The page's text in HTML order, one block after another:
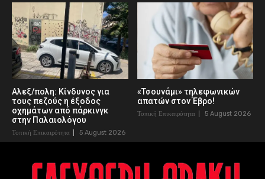
Αλεξ/πολη: Κίνδυνος για
τους πεζούς η έξοδος
οχημάτων από πάρκινγκ
στην Παλαιολόγου
Τοπική Επικαιρότητα 5 August 2026
«Τσουνάμι» τηλεφωνικών
απατών στον Έβρο!
Τοπική Επικαιρότητα 5 August 2026